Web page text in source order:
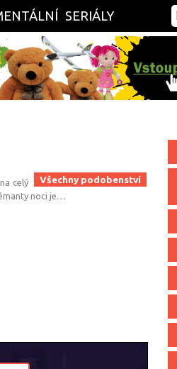
SERIÁLY
Všechny podobenství
celý
noci je